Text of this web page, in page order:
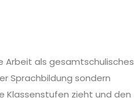
Arbeit als gesamtschulisches
Sprachbildung sondern
Klassenstufen zieht und den